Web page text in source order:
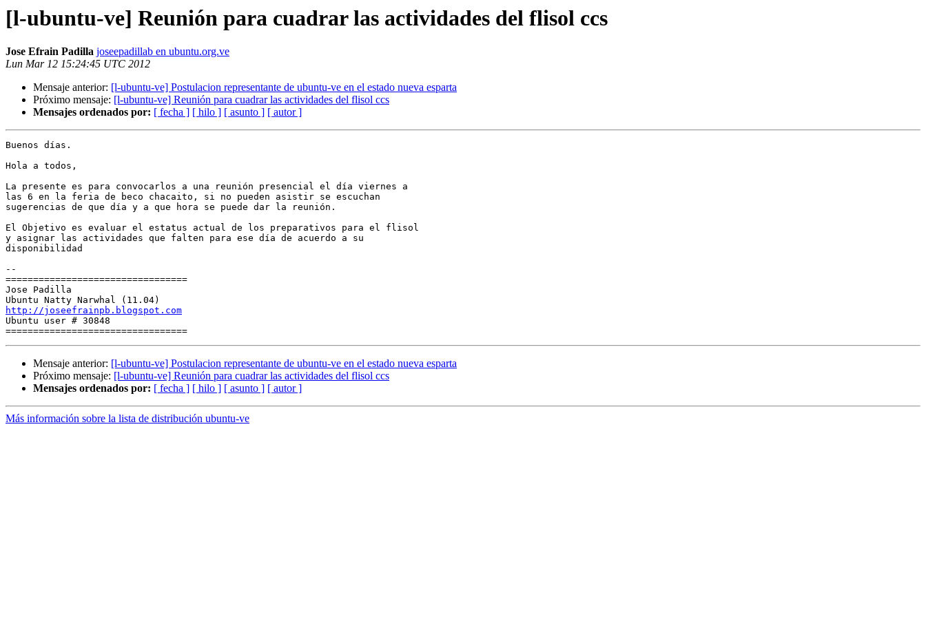
[l-ubuntu-ve] Reunión para cuadrar las actividades del flisol ccs
Jose Efrain Padilla joseepadillab en ubuntu.org.ve
Lun Mar 12 15:24:45 UTC 2012
Mensaje anterior: [l-ubuntu-ve] Postulacion representante de ubuntu-ve en el estado nueva esparta
Próximo mensaje: [l-ubuntu-ve] Reunión para cuadrar las actividades del flisol ccs
Mensajes ordenados por: [ fecha ] [ hilo ] [ asunto ] [ autor ]
Buenos días.
Hola a todos,
La presente es para convocarlos a una reunión presencial el día viernes a
las 6 en la feria de beco chacaito, si no pueden asistir se escuchan
sugerencias de que día y a que hora se puede dar la reunión.
El Objetivo es evaluar el estatus actual de los preparativos para el flisol
y asignar las actividades que falten para ese día de acuerdo a su
disponibilidad
--
=================================
Jose Padilla
http://joseefrainpb.blogspot.com
Ubuntu user # 30848
Mensaje anterior: [l-ubuntu-ve] Postulacion representante de ubuntu-ve en el estado nueva esparta
Próximo mensaje: [l-ubuntu-ve] Reunión para cuadrar las actividades del flisol ccs
Mensajes ordenados por: [ fecha ] [ hilo ] [ asunto ] [ autor ]
Más información sobre la lista de distribución ubuntu-ve